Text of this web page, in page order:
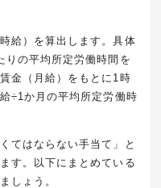
給）を算出します。具体
りの平均所定労働時間を
金（月給）をもとに 1 時
÷1か月の平均所定労働時
てはならない手当て」と
す。以下にまとめている
しょう。